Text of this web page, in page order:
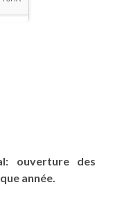
ouverture des
année.